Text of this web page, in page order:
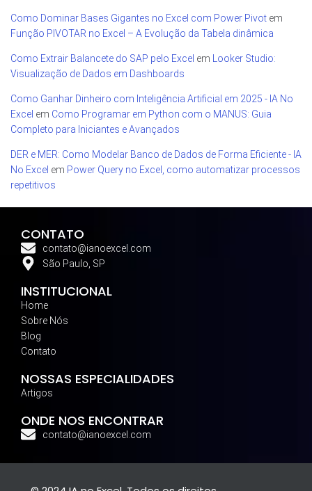
Como Dominar Bases Gigantes no Excel com Power Pivot em
Função PIVOTAR no Excel – A Evolução da Tabela dinâmica
Como Extrair Balancete do SAP pelo Excel em
Looker Studio:
Visualização de Dados em Dashboards
Como Ganhar Dinheiro com Inteligência Artificial em 2025 - IA No
Excel em Como Programar em Python com o MANUS: Guia
Completo para Iniciantes e Avançados
DER e MER: Como Modelar Banco de Dados de Forma Eficiente - IA
No Excel em Power Query no Excel, como automatizar processos
repetitivos
CONTATO
contato@ianoexcel.com
São Paulo, SP
INSTITUCIONAL
Home
Sobre Nós
Blog
Contato
NOSSAS ESPECIALIDADES
Artigos
ONDE NOS ENCONTRAR
contato@ianoexcel.com